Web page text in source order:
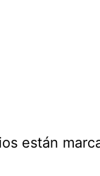
están